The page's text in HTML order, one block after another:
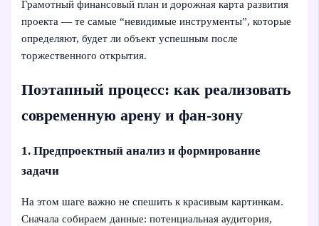
Грамотный финансовый план и дорожная карта развития
проекта — те самые “невидимые инструменты”, которые
определяют, будет ли объект успешным после
торжественного открытия.
Поэтапный процесс: как реализовать
современную арену и фан-зону
1. Предпроектный анализ и формирование
задачи
На этом шаге важно не спешить к красивым картинкам.
Сначала собираем данные: потенциальная аудитория,